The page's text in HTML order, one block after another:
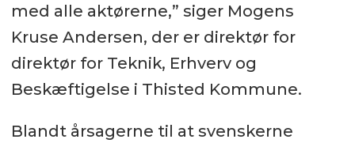
med alle aktørerne,” siger Mogens
Kruse Andersen, der er direktør for
direktør for Teknik, Erhverv og
Beskæftigelse i Thisted Kommune.
Blandt årsagerne til at svenskerne